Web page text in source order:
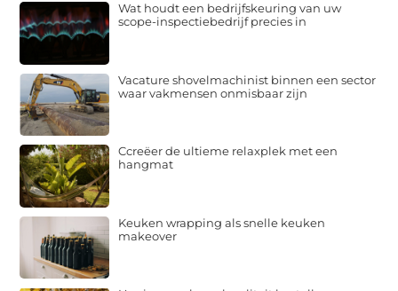
Wat houdt een bedrijfskeuring van uw
scope-inspectiebedrijf precies in
Vacature shovelmachinist binnen een sector
waar vakmensen onmisbaar zijn
Ccreëer de ultieme relaxplek met een
hangmat
Keuken wrapping als snelle keuken
makeover